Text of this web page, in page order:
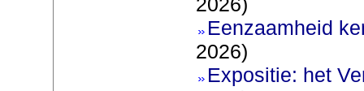
Eenzaamheid
2026)
Expositie: het